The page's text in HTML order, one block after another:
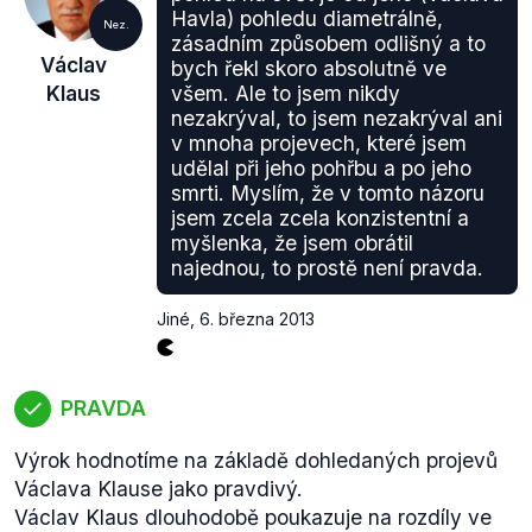
Nez.
Václav
Klaus
Havla) pohledu diametrálně,
zásadním způsobem odlišný a to
bych řekl skoro absolutně ve
všem. Ale to jsem nikdy
nezakrýval, to jsem nezakrýval ani
v mnoha projevech, které jsem
udělal při jeho pohřbu a po jeho
smrti. Myslím, že v tomto názoru
jsem zcela zcela konzistentní a
myšlenka, že jsem obrátil
najednou, to prostě není pravda.
Jiné 6. března 2013
PRAVDA
Výrok hodnotíme na základě dohledaných projevů
Václava Klause jako pravdivý.
Václav Klaus dlouhodobě poukazuje na rozdíly ve